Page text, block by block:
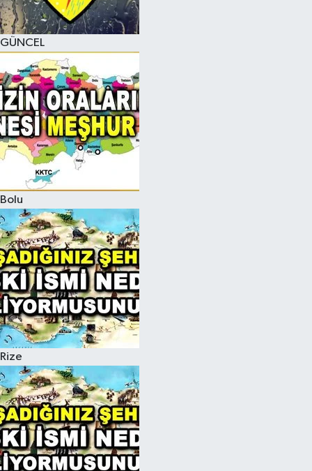
GÜNCEL
Bolu
Rize